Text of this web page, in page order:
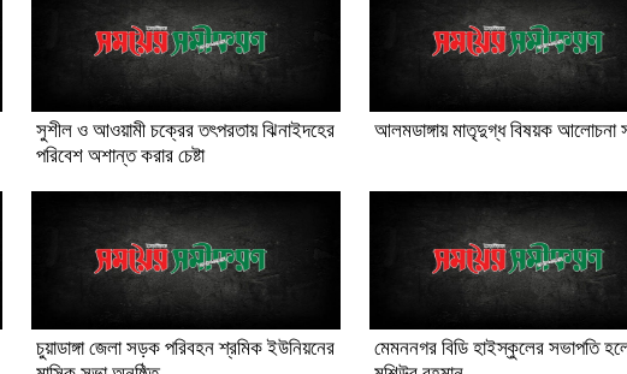
সুশীল ও আওয়ামী চক্রের তৎপরতায় ঝিনাইদহের
পরিবেশ অশান্ত করার চেষ্টা
আলমডাঙ্গায় মাতৃদুগ্ধ বিষয়ক আলোচনা
চুয়াডাঙ্গা জেলা সড়ক পরিবহন শ্রমিক ইউনিয়নের
মেমননগর বিডি হাইস্কুলের সভাপতি